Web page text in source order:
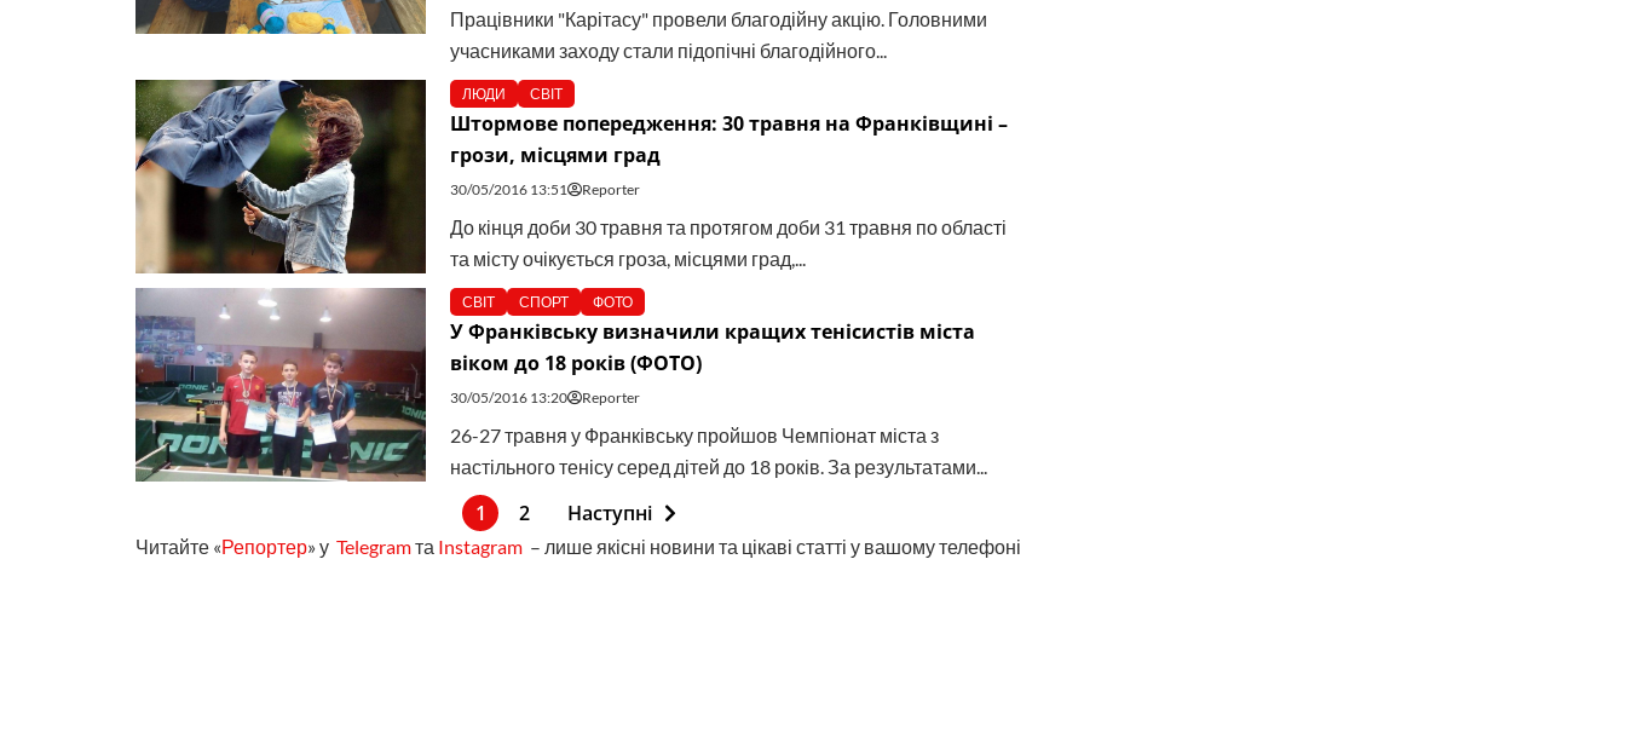
Працівники "Карітасу" провели благодійну акцію. Головними
учасниками заходу стали підопічні благодійного...
ЛЮДИ СВІТ
Штормове попередження: 30 травня на Франківщині –
грози, місцями град
30/05/2016 13:51 Reporter
До кінця доби 30 травня та протягом доби 31 травня по області
та місту очікується гроза, місцями град,...
СВІТ СПОРТ ФОТО
У Франківську визначили кращих тенісистів міста
віком до 18 років (ФОТО)
30/05/2016 13:20 Reporter
26-27 травня у Франківську пройшов Чемпіонат міста з
настільного тенісу серед дітей до 18 років. За результатами...
1 2 Наступні
Читайте «Репортер» у Telegramта Instagram – лише якісні новини та цікаві статті у вашому телефоні